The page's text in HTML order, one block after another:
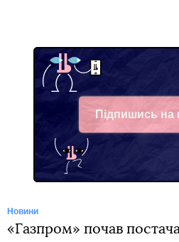
Підпишись на
Facebook
Новини
«Газпром» почав